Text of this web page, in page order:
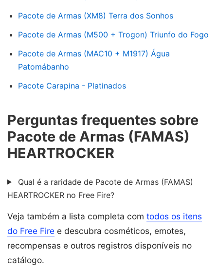
Pacote de Armas (XM8) Terra dos Sonhos
Pacote de Armas (M500 + Trogon) Triunfo do Fogo
Pacote de Armas (MAC10 + M1917) Água
Patomábanho
Pacote Carapina - Platinados
Perguntas frequentes sobre
Pacote de Armas (FAMAS)
HEARTROCKER
Qual é a raridade de Pacote de Armas (FAMAS)
HEARTROCKER no Free Fire?
Veja também a lista completa com todos os itens
do Free Fire e descubra cosméticos, emotes,
recompensas e outros registros disponíveis no
catálogo.